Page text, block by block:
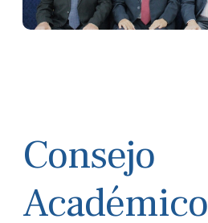
Consejo
Académico